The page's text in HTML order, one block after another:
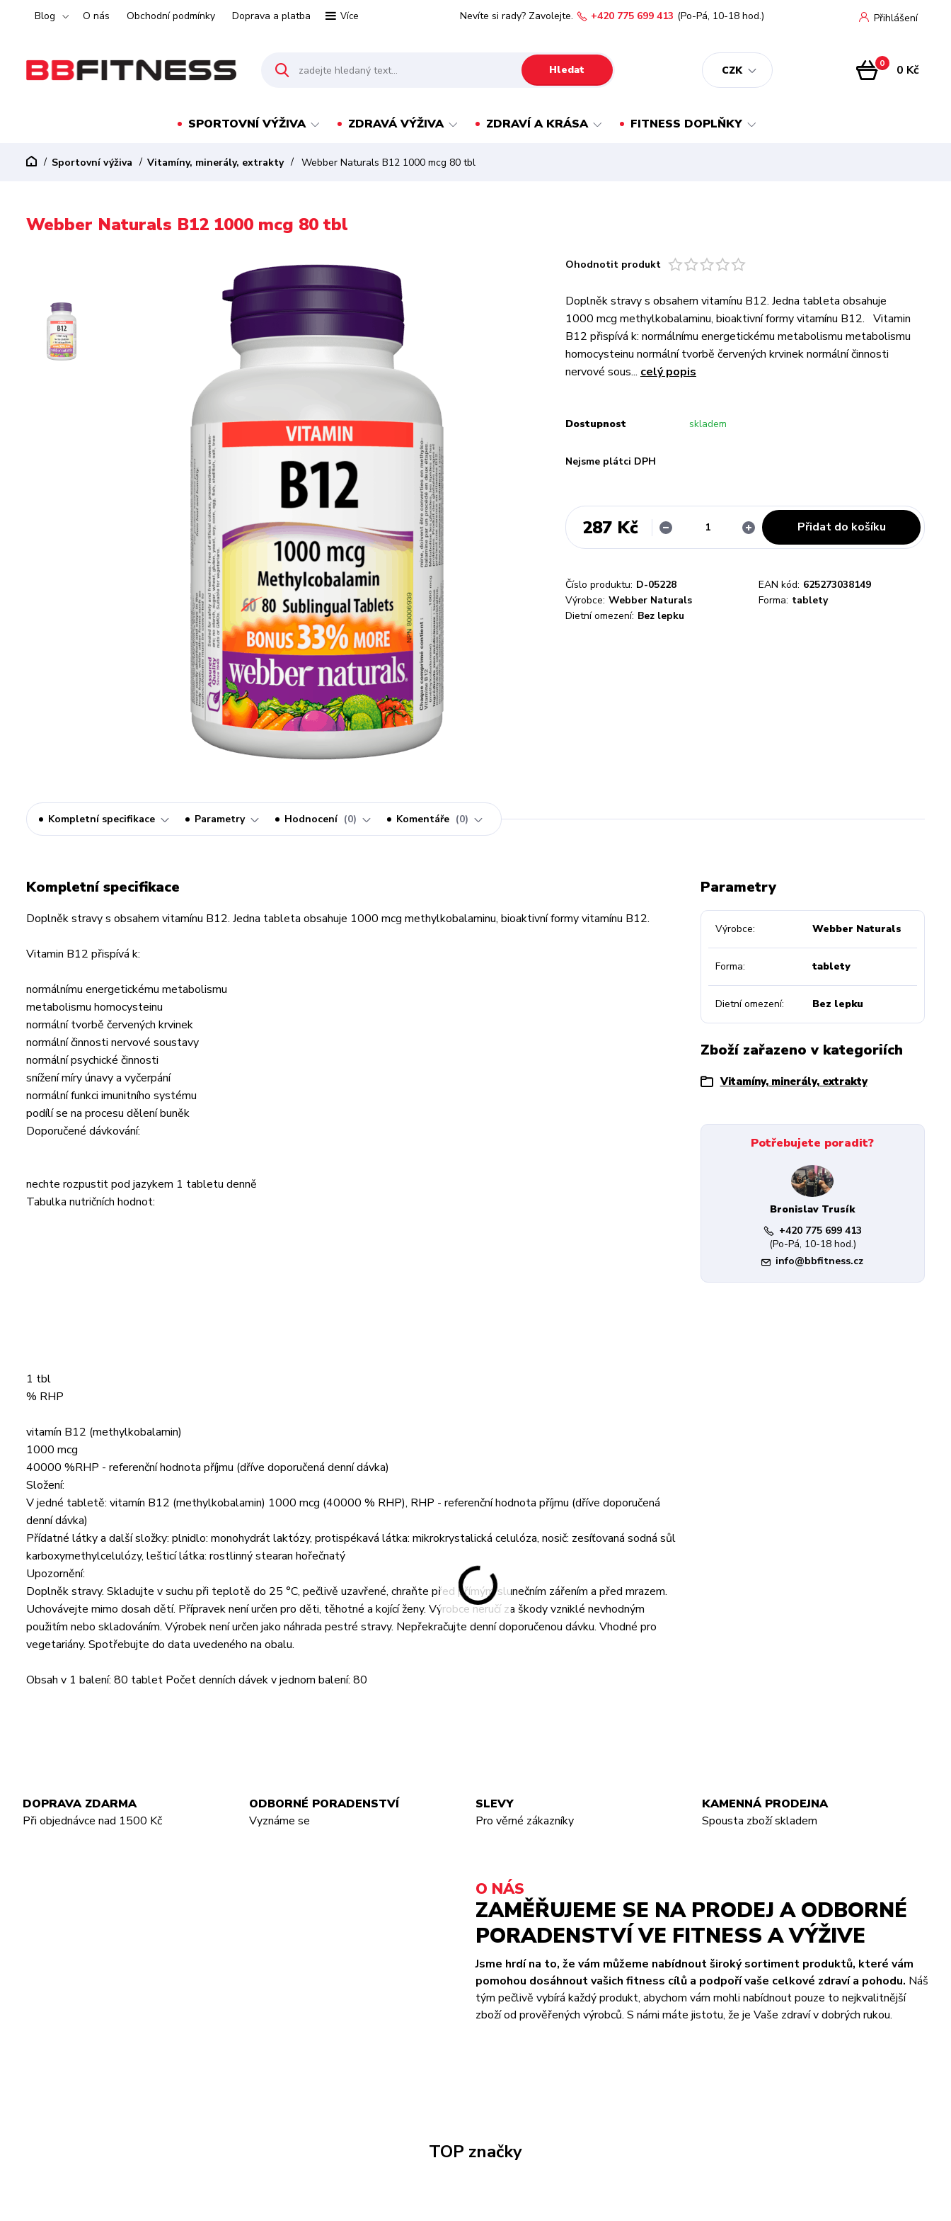
Blog O nás Obchodní podmínky Doprava a platba Více
CZK
Přihlášení
Hledat
Nevíte si rady? Zavolejte. +420 775 699 413 (Po-Pá, 10-18 hod.)
0 0 Kč
SPORTOVNÍ VÝŽIVA ZDRAVÁ VÝŽIVA ZDRAVÍ A KRÁSA FITNESS DOPLŇKY
Sportovní výživa Vitamíny, minerály, extrakty Webber Naturals B12 1000 mcg 80 tbl
Webber Naturals B12 1000 mcg 80 tbl
Ohodnotit produkt
Doplněk stravy s obsahem vitamínu B12. Jedna tableta obsahuje
1000 mcg methylkobalaminu, bioaktivní formy vitamínu B12. Vitamin
B12 přispívá k: normálnímu energetickému metabolismu metabolismu
homocysteinu normální tvorbě červených krvinek normální činnosti
nervové sous... celý popis
Dostupnost skladem
Nejsme plátci DPH
287 Kč Přidat do košíku
Číslo produktu: D-05228 EAN kód: 625273038149
Výrobce: Webber Naturals Forma: tablety
Dietní omezení: Bez lepku
Kompletní specifikace Parametry Hodnocení 0 Komentáře 0
Kompletní specifikace
Doplněk stravy s obsahem vitamínu B12. Jedna tableta obsahuje 1000 mcg methylkobalaminu, bioaktivní formy vitamínu B12.
Vitamin B12 přispívá k:
normálnímu energetickému metabolismu
metabolismu homocysteinu
normální tvorbě červených krvinek
normální činnosti nervové soustavy
normální psychické činnosti
snížení míry únavy a vyčerpání
normální funkci imunitního systému
podílí se na procesu dělení buněk
Doporučené dávkování:
nechte rozpustit pod jazykem 1 tabletu denně
Tabulka nutričních hodnot:
1 tbl
% RHP
vitamín B12 (methylkobalamin)
1000 mcg
40000 %RHP - referenční hodnota příjmu (dříve doporučená denní dávka)
Složení:
V jedné tabletě: vitamín B12 (methylkobalamin) 1000 mcg (40000 % RHP), RHP - referenční hodnota příjmu (dříve doporučená
denní dávka)
Přídatné látky a další složky: plnidlo: monohydrát laktózy, protispékavá látka: mikrokrystalická celulóza, nosič: zesíťovaná sodná sůl
karboxymethylcelulózy, lešticí látka: rostlinný stearan hořečnatý
Upozornění:
Doplněk stravy. Skladujte v suchu při teplotě do 25 °C, pečlivě uzavřené, chraňte před přímým slunečním zářením a před mrazem.
Uchovávejte mimo dosah dětí. Přípravek není určen pro děti, těhotné a kojící ženy. Výrobce neručí za škody vzniklé nevhodným
použitím nebo skladováním. Výrobek není určen jako náhrada pestré stravy. Nepřekračujte denní doporučenou dávku. Vhodné pro
vegetariány. Spotřebujte do data uvedeného na obalu.
Obsah v 1 balení: 80 tablet Počet denních dávek v jednom balení: 80
Parametry
Výrobce Webber Naturals
Forma tablety
Dietní omezení Bez lepku
Zboží zařazeno v kategoriích
Vitamíny, minerály, extrakty
Potřebujete poradit?
Bronislav Trusík
+420 775 699 413
(Po-Pá, 10-18 hod.)
info@bbfitness.cz
DOPRAVA ZDARMA
Při objednávce nad 1500 Kč
ODBORNÉ PORADENSTVÍ
Vyznáme se
SLEVY
Pro věrné zákazníky
KAMENNÁ PRODEJNA
Spousta zboží skladem
O NÁS
ZAMĚŘUJEME SE NA PRODEJ A ODBORNÉ
PORADENSTVÍ VE FITNESS A VÝŽIVE
Jsme hrdí na to, že vám můžeme nabídnout široký sortiment produktů, které vám
pomohou dosáhnout vašich fitness cílů a podpoří vaše celkové zdraví a pohodu. Náš
tým pečlivě vybírá každý produkt, abychom vám mohli nabídnout pouze to nejkvalitnější
zboží od prověřených výrobců. S námi máte jistotu, že je Vaše zdraví v dobrých rukou.
TOP značky